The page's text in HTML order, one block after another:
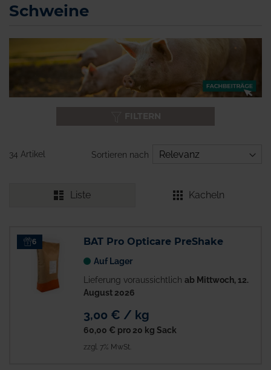
Schweine
34 Artikel Sortieren nach
Liste Kacheln
6 BAT Pro Opticare PreShake
Auf Lager
Lieferung voraussichtlich ab Mittwoch, 12.
August 2026
3,00 € / kg
60,00 € pro 20 kg Sack
zzgl. 7% MwSt.